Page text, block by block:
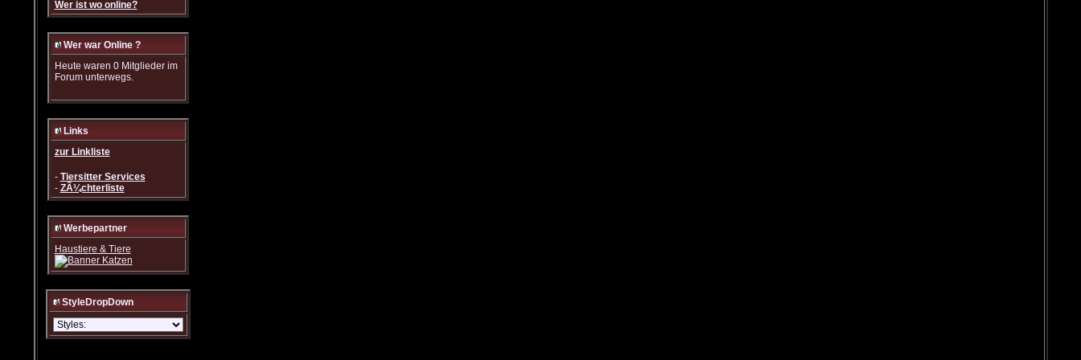
Wer ist wo online?
Wer war Online ?
Heute waren 0 Mitglieder im
Forum unterwegs.
Links
zur Linkliste
- Tiersitter Services
- ZÃ¼chterliste
Werbepartner
Haustiere & Tiere
StyleDropDown